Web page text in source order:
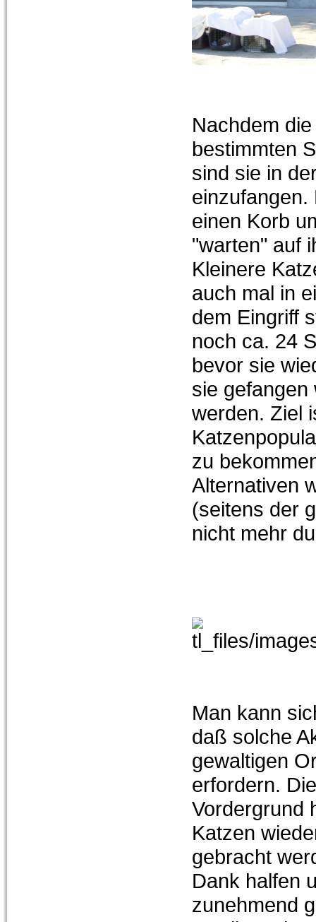
Nachdem
bestimmten
sind sie in
einzufangen.
einen Korb
"warten" auf
Kleinere
auch mal in
dem Eingriff
noch ca. 24
bevor sie
sie
werden. Ziel
zu
Alternativen
(seitens der
nicht mehr
Man kann
daß solche
gewaltigen
erfordern.
Vordergrund
Katzen
gebracht
Dank halfen
zunehmend